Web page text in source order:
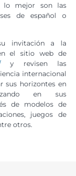
lo mejor son las
de español o
invitación a la
el sitio web de
y revisen las
internacional
sus horizontes en
en sus
de modelos de
juegos de
otros.